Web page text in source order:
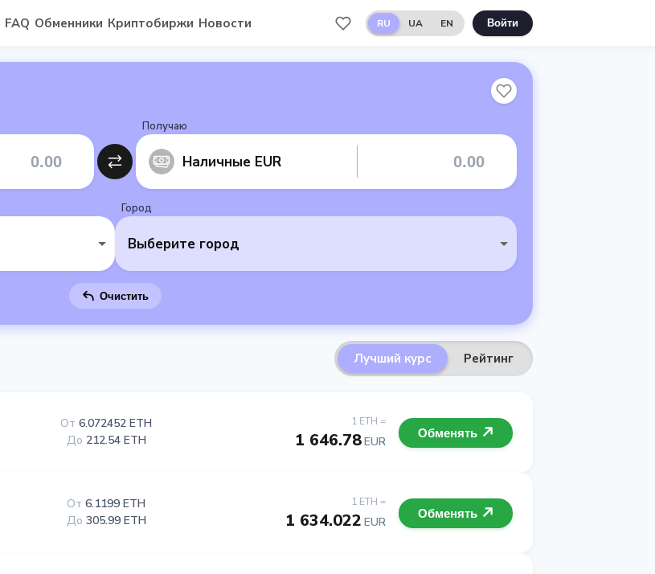
FAQ Обменники Криптобиржи Новости RU UA EN Войти
Получаю
Наличные EUR
Город
Выберите город
Очистить
Лучший курс Рейтинг
1 ETH =
1 646.78EUR
От 6.072452 ETH
До 212.54 ETH Обменять
1 ETH =
1 634.022 EUR
От 6.1199 ETH
До 305.99 ETH Обменять